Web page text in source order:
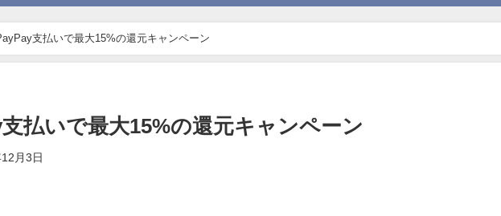
支払いで最大15%の還元キャンペーン
払いで最大15%の還元キャンペーン
月3日